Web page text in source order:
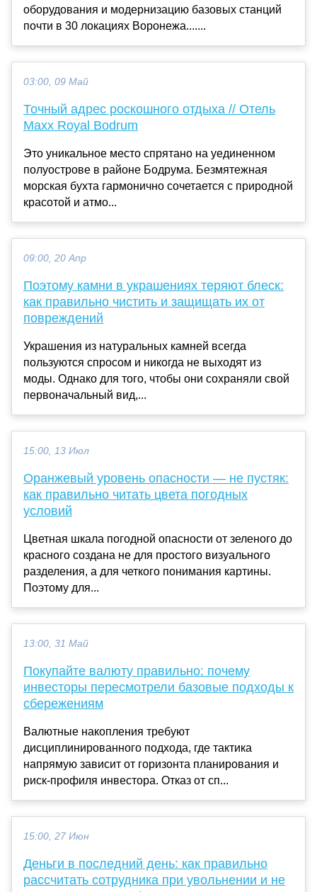
оборудования и модернизацию базовых станций
почти в 30 локациях Воронежа.......
03:00, 09 Май
Точный адрес роскошного отдыха // Отель
Maxx Royal Bodrum
Это уникальное место спрятано на уединенном
полуострове в районе Бодрума. Безмятежная
морская бухта гармонично сочетается с природной
красотой и атмо...
09:00, 20 Апр
Поэтому камни в украшениях теряют блеск:
как правильно чистить и защищать их от
повреждений
Украшения из натуральных камней всегда
пользуются спросом и никогда не выходят из
моды. Однако для того, чтобы они сохраняли свой
первоначальный вид,...
15:00, 13 Июл
Оранжевый уровень опасности — не пустяк:
как правильно читать цвета погодных
условий
Цветная шкала погодной опасности от зеленого до
красного создана не для простого визуального
разделения, а для четкого понимания картины.
Поэтому для...
13:00, 31 Май
Покупайте валюту правильно: почему
инвесторы пересмотрели базовые подходы к
сбережениям
Валютные накопления требуют
дисциплинированного подхода, где тактика
напрямую зависит от горизонта планирования и
риск-профиля инвестора. Отказ от сп...
15:00, 27 Июн
Деньги в последний день: как правильно
рассчитать сотрудника при увольнении и не